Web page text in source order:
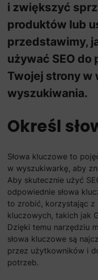
i zwiększyć
produktów lub
przedstawimy,
używać SEO
Twojej strony w
wyszukiwania.
Określ
Słowa kluczowe to
w wyszukiwarkę, aby
Aby skutecznie użyć
odpowiednie słowa
to zrobić, korzystając z
kluczowych, takich jak
Dzięki temu narzędziu
słowa kluczowe są
przez użytkowników i
potrzeb.